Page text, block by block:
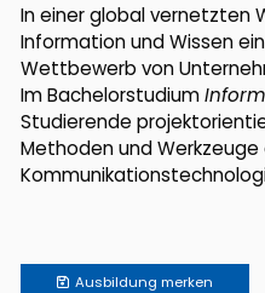
In einer global vernetzten
Information und Wissen
Wettbewerb von
Im Bachelorstudium
Studierende
Methoden und
Ausbildung merken